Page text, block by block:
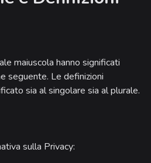
maiuscola hanno significati
seguente. Le definizioni
sia al singolare sia al plurale.
sulla Privacy: